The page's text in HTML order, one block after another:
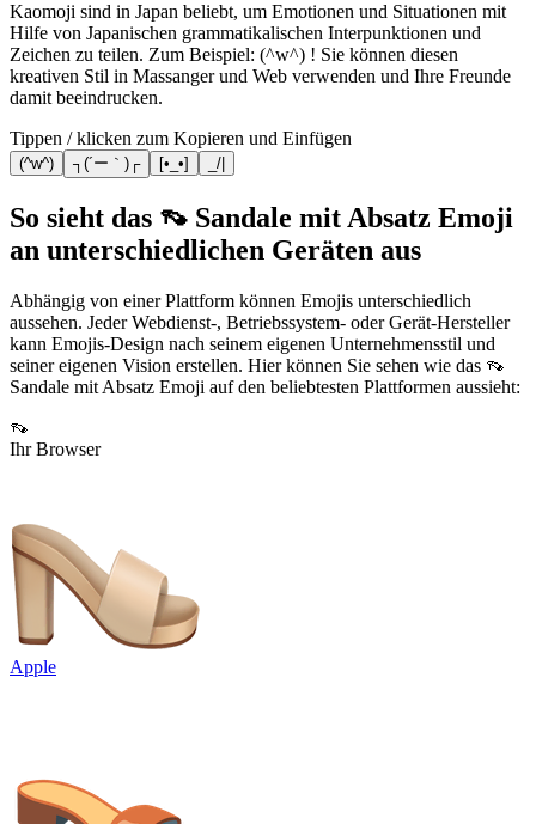
Kaomoji sind in Japan beliebt, um Emotionen und Situationen mit
Hilfe von Japanischen grammatikalischen Interpunktionen und
Zeichen zu teilen. Zum Beispiel: (^w^) ! Sie können diesen
kreativen Stil in Massanger und Web verwenden und Ihre Freunde
damit beeindrucken.
Tippen / klicken zum Kopieren und Einfügen
(^w^) ┐(´ー｀)┌ [•_•] _/|
So sieht das 👡 Sandale mit Absatz Emoji
an unterschiedlichen Geräten aus
Abhängig von einer Plattform können Emojis unterschiedlich
aussehen. Jeder Webdienst-, Betriebssystem- oder Gerät-Hersteller
kann Emojis-Design nach seinem eigenen Unternehmensstil und
seiner eigenen Vision erstellen. Hier können Sie sehen wie das 👡
Sandale mit Absatz Emoji auf den beliebtesten Plattformen aussieht:
👡
Ihr Browser
Apple